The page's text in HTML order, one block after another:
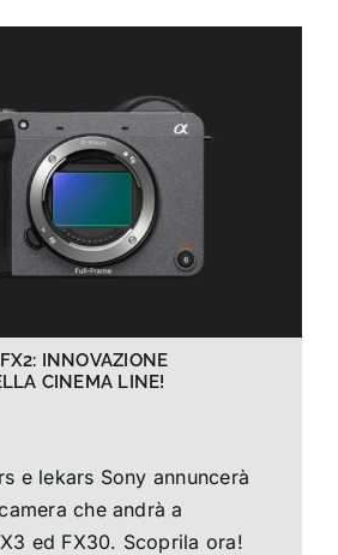
INNOVAZIONE
CINEMA LINE!
e lekars Sony annuncerà
che andrà a
ed FX30. Scoprila ora!